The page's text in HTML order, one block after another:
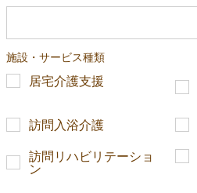
施設・サービス種類
居宅介護支援
訪問入浴介護
訪問リハビリテーショ
ン